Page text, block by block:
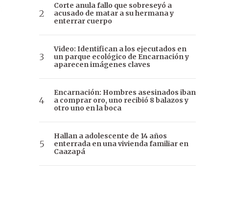
Corte anula fallo que sobreseyó a
acusado de matar a su hermana y
enterrar cuerpo
Video: Identifican a los ejecutados en
un parque ecológico de Encarnación y
aparecen imágenes claves
Encarnación: Hombres asesinados iban
a comprar oro, uno recibió 8 balazos y
otro uno en la boca
Hallan a adolescente de 14 años
enterrada en una vivienda familiar en
Caazapá